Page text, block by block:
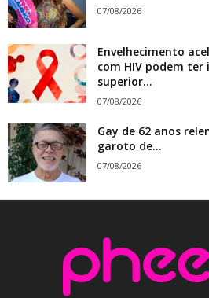
07/08/2026
Envelhecimento
com HIV podem ter
superior...
07/08/2026
Gay de 62 anos
garoto de...
07/08/2026